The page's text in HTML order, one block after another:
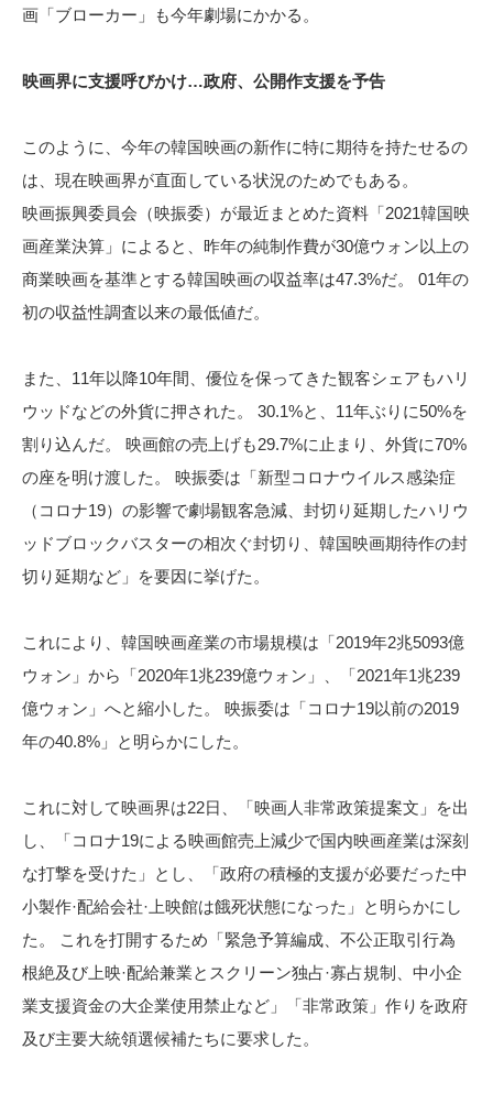
画「ブローカー」も今年劇場にかかる。
映画界に支援呼びかけ…政府、公開作支援を予告
このように、今年の韓国映画の新作に特に期待を持たせるの
は、現在映画界が直面している状況のためでもある。
映画振興委員会（映振委）が最近まとめた資料「2021韓国映
画産業決算」によると、昨年の純制作費が30億ウォン以上の
商業映画を基準とする韓国映画の収益率は47.3%だ。 01年の
初の収益性調査以来の最低値だ。
また、11年以降10年間、優位を保ってきた観客シェアもハリ
ウッドなどの外貨に押された。 30.1%と、11年ぶりに50%を
割り込んだ。 映画館の売上げも29.7%に止まり、外貨に70%
の座を明け渡した。 映振委は「新型コロナウイルス感染症
（コロナ19）の影響で劇場観客急減、封切り延期したハリウ
ッドブロックバスターの相次ぐ封切り、韓国映画期待作の封
切り延期など」を要因に挙げた。
これにより、韓国映画産業の市場規模は「2019年2兆5093億
ウォン」から「2020年1兆239億ウォン」、「2021年1兆239
億ウォン」へと縮小した。 映振委は「コロナ19以前の2019
年の40.8%」と明らかにした。
これに対して映画界は22日、「映画人非常政策提案文」を出
し、「コロナ19による映画館売上減少で国内映画産業は深刻
な打撃を受けた」とし、「政府の積極的支援が必要だった中
小製作·配給会社·上映館は餓死状態になった」と明らかにし
た。 これを打開するため「緊急予算編成、不公正取引行為
根絶及び上映·配給兼業とスクリーン独占·寡占規制、中小企
業支援資金の大企業使用禁止など」「非常政策」作りを政府
及び主要大統領選候補たちに要求した。